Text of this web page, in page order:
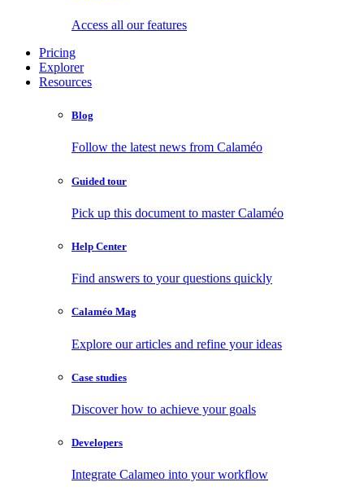
Access all our features
Pricing
Explorer
Resources
Blog
Follow the latest news from Calaméo
Guided tour
Pick up this document to master Calaméo
Help Center
Find answers to your questions quickly
Calaméo Mag
Explore our articles and refine your ideas
Case studies
Discover how to achieve your goals
Developers
Integrate Calameo into your workflow